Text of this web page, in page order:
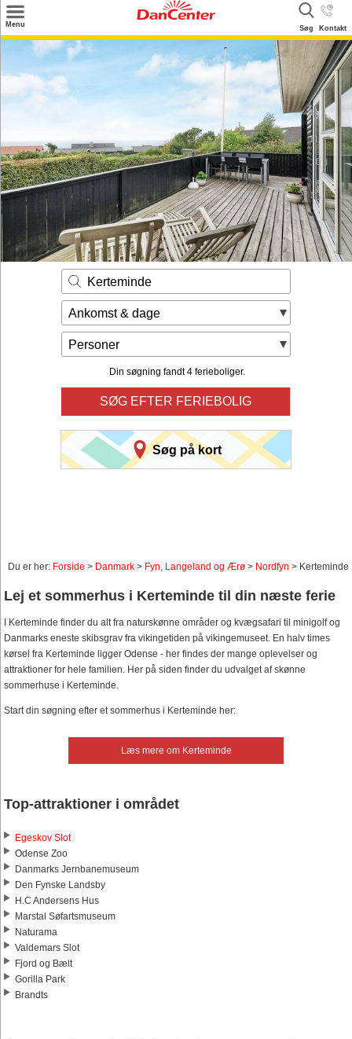
Menu Søg Kontakt
Tilbud
Inspiration
Info
Kontakt
Udlejning af sommerhus
Ejer
Kerteminde
Ankomst & dage
Personer
Din søgning fandt 4 ferieboliger.
SØG EFTER FERIEBOLIG
Søg på kort
Du er her: Forside > Danmark > Fyn, Langeland og Ærø > Nordfyn > Kerteminde
Lej et sommerhus i Kerteminde til din næste ferie
I Kerteminde finder du alt fra naturskønne områder og kvægsafari til minigolf og
Danmarks eneste skibsgrav fra vikingetiden på vikingemuseet. En halv times
kørsel fra Kerteminde ligger Odense - her findes der mange oplevelser og
attraktioner for hele familien. Her på siden finder du udvalget af skønne
sommerhuse i Kerteminde.
Start din søgning efter et sommerhus i Kerteminde her:
Læs mere om Kerteminde
Top-attraktioner i området
Egeskov Slot
Odense Zoo
Danmarks Jernbanemuseum
Den Fynske Landsby
H.C Andersens Hus
Marstal Søfartsmuseum
Naturama
Valdemars Slot
Fjord og Bælt
Gorilla Park
Brandts